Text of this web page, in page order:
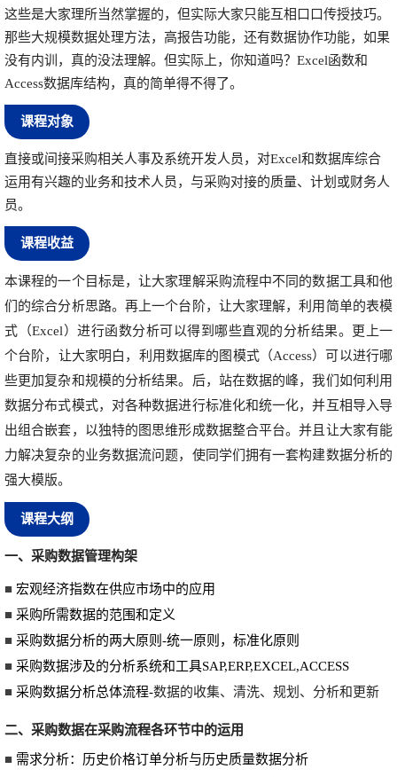
这些是大家理所当然掌握的，但实际大家只能互相口口传授技巧。
那些大规模数据处理方法，高报告功能，还有数据协作功能，如果
没有内训，真的没法理解。但实际上，你知道吗？Excel函数和
Access数据库结构，真的简单得不得了。
课程对象
直接或间接采购相关人事及系统开发人员，对Excel和数据库综合
运用有兴趣的业务和技术人员，与采购对接的质量、计划或财务人
员。
课程收益
本课程的一个目标是，让大家理解采购流程中不同的数据工具和他
们的综合分析思路。再上一个台阶，让大家理解，利用简单的表模
式（Excel）进行函数分析可以得到哪些直观的分析结果。更上一
个台阶，让大家明白，利用数据库的图模式（Access）可以进行哪
些更加复杂和规模的分析结果。后，站在数据的峰，我们如何利用
数据分布式模式，对各种数据进行标准化和统一化，并互相导入导
出组合嵌套，以独特的图思维形成数据整合平台。并且让大家有能
力解决复杂的业务数据流问题，使同学们拥有一套构建数据分析的
强大模版。
课程大纲
一、采购数据管理构架
■ 宏观经济指数在供应市场中的应用
■ 采购所需数据的范围和定义
■ 采购数据分析的两大原则-统一原则，标准化原则
■ 采购数据涉及的分析系统和工具SAP,ERP,EXCEL,ACCESS
■ 采购数据分析总体流程-数据的收集、清洗、规划、分析和更新
二、 采购数据在采购流程各环节中的运用
■ 需求分析：历史价格订单分析与历史质量数据分析